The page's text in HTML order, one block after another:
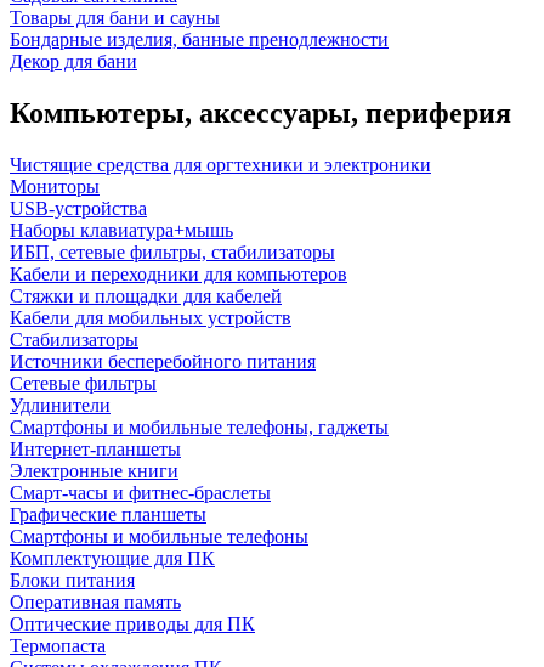
Товары для бани и сауны
Бондарные изделия, банные пренодлежности
Декор для бани
Компьютеры, аксессуары, периферия
Чистящие средства для оргтехники и электроники
Мониторы
USB-устройства
Наборы клавиатура+мышь
ИБП, сетевые фильтры, стабилизаторы
Кабели и переходники для компьютеров
Стяжки и площадки для кабелей
Кабели для мобильных устройств
Стабилизаторы
Источники бесперебойного питания
Сетевые фильтры
Удлинители
Смартфоны и мобильные телефоны, гаджеты
Интернет-планшеты
Электронные книги
Смарт-часы и фитнес-браслеты
Графические планшеты
Смартфоны и мобильные телефоны
Комплектующие для ПК
Блоки питания
Оперативная память
Оптические приводы для ПК
Термопаста